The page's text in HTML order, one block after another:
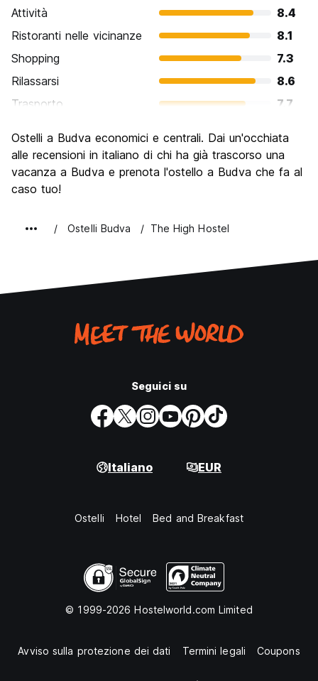
Attività
8.4
Ristoranti nelle vicinanze
8.1
Shopping
7.3
Rilassarsi
8.6
Trasporto
7.7
Luoghi di interesse culturale
7.3
Festa / Vita notturna
8.5
Qualita' Prezzo
Ostelli a Budva economici e centrali. Dai un'occhiata
alle recensioni in italiano di chi ha già trascorso una
vacanza a Budva e prenota l'ostello a Budva che fa al
caso tuo!
Ostelli Budva The High Hostel
Seguici su
Italiano EUR
Ostelli Hotel Bed and Breakfast
© 1999-2026 Hostelworld.com Limited
Avviso sulla protezione dei dati Termini legali Coupons